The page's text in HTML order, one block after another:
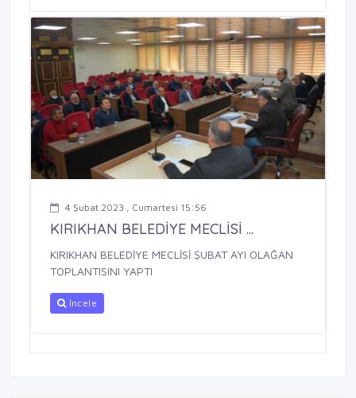
4 Şubat 2023 , Cumartesi 15:56
KIRIKHAN BELEDİYE MECLİSİ ...
KIRIKHAN BELEDİYE MECLİSİ ŞUBAT AYI OLAĞAN
TOPLANTISINI YAPTI
İncele